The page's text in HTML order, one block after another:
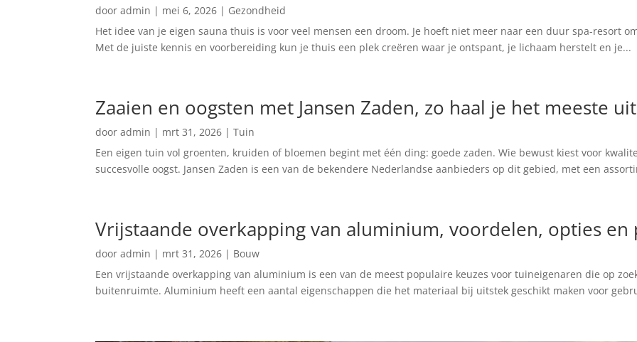
dooradmin | mei 6, 2026 | Gezondheid
Het idee van je eigen sauna thuis is voor veel mensen een droom. Je hoeft niet meer naar een duur spa-resort
Met de juiste kennis en voorbereiding kun je thuis een plek creëren waar je ontspant, je lichaam herstelt en je...
Zaaien en oogsten met Jansen Zaden, zo haal je het meeste
dooradmin | mrt 31, 2026 |Tuin
Een eigen tuin vol groenten, kruiden of bloemen begint met één ding: goede zaden. Wie bewust kiest voor
succesvolle oogst. Jansen Zaden is een van de bekendere Nederlandse aanbieders op dit gebied, met een
Vrijstaande overkapping van aluminium, voordelen, opties en
dooradmin | mrt 31, 2026 | Bouw
Een vrijstaande overkapping van aluminium is een van de meest populaire keuzes voor tuineigenaren die op
buitenruimte. Aluminium heeft een aantal eigenschappen die het materiaal bij uitstek geschikt maken voor